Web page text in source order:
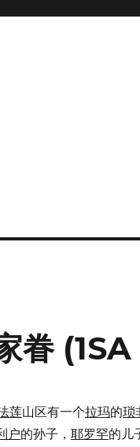
眷 (1SA
莲山区有一个拉玛的琐
户的孙子， 耶罗罕的儿